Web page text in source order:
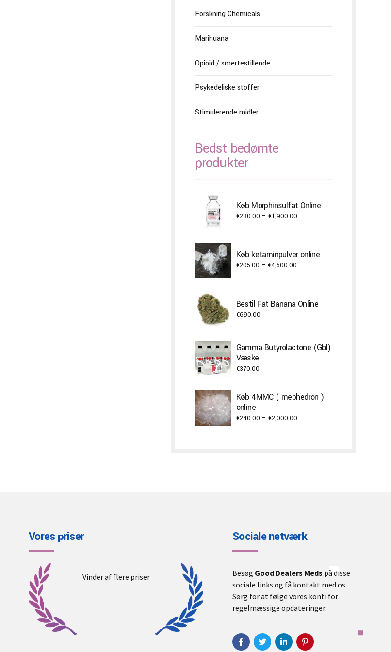
Forskning Chemicals
Marihuana
Opioid / smertestillende
Psykedeliske stoffer
Stimulerende midler
Bedst bedømte
produkter
Køb Morphinsulfat Online
€280.00 – €1,900.00Price
through
Køb ketaminpulver online
€205.00 – €4,500.00Price
through
Bestil Fat Banana Online
€690.00
Gamma Butyrolactone (Gbl)
Væske
€370.00
Køb 4MMC ( mephedron )
online
€240.00 – €2,000.00Price
Vores priser
Vinder af flere priser
Sociale netværk
Besøg Good Dealers Meds på disse
sociale links og få kontakt med os.
Sørg for at følge vores konti for
regelmæssige opdateringer.